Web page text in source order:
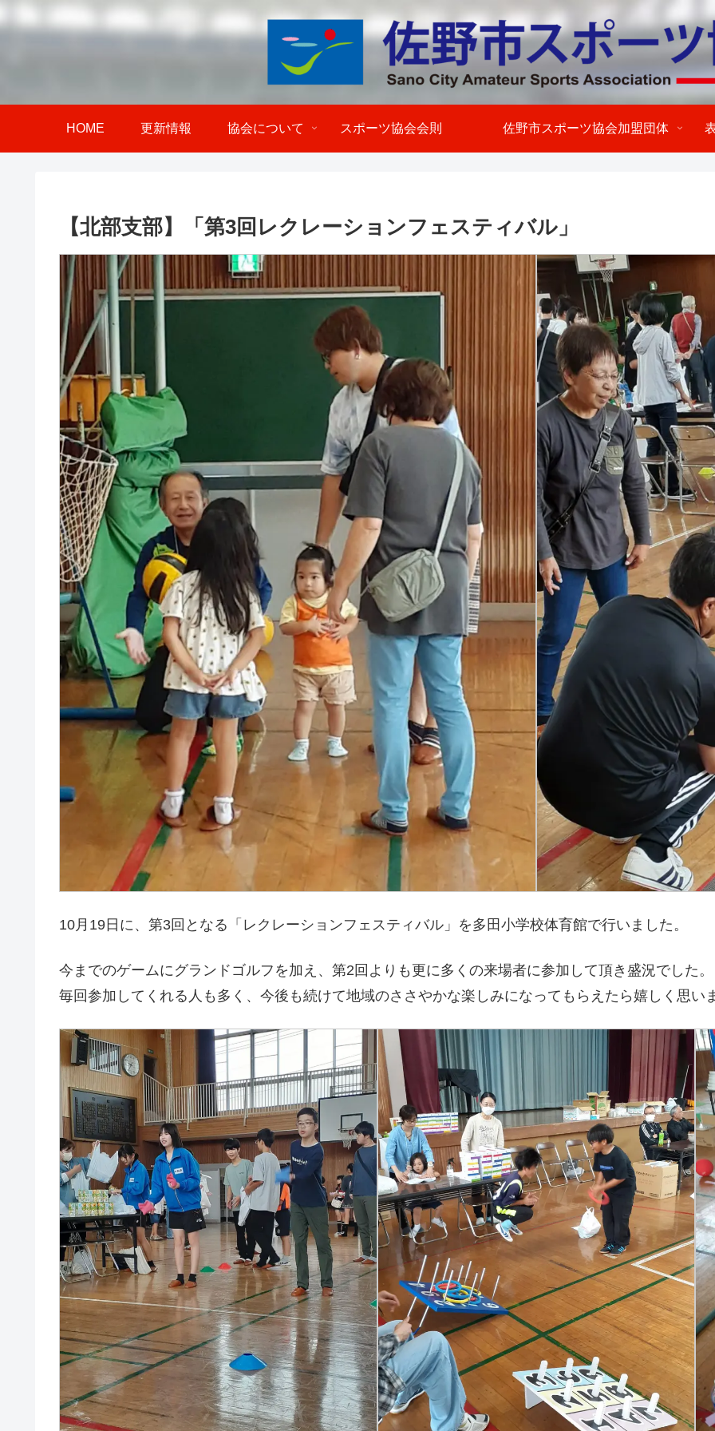
HOME 更新情報 協会について スポーツ協会会則 佐野市スポーツ協会加盟団体
【北部支部】「第3回レクレーションフェスティバル」
10月19日に、第3回となる「レクレーションフェスティバル」を多田小学校体育館で行いました。
今までのゲームにグランドゴルフを加え、第2回よりも更に多くの来場者に参加して頂き盛況でした。
毎回参加してくれる人も多く、今後も続けて地域のささやかな楽しみになってもらえたら嬉しく思い